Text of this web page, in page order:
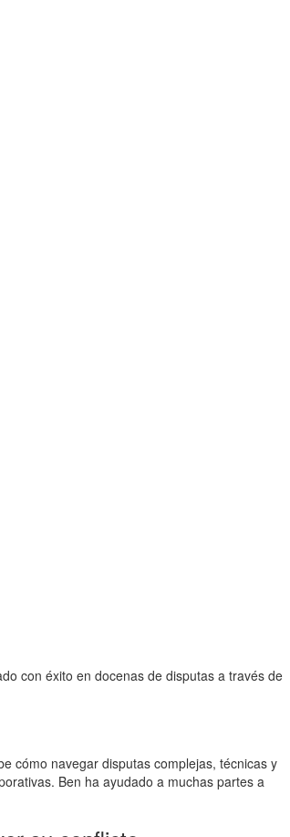
con éxito en docenas de disputas a través de
cómo navegar disputas complejas, técnicas y
Ben ha ayudado a muchas partes a